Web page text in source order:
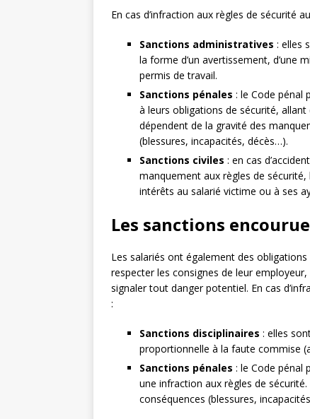
En cas d’infraction aux règles de sécurité
Sanctions administratives : elles
la forme d’un avertissement, d’une
permis de travail.
Sanctions pénales : le Code pénal
à leurs obligations de sécurité, allant
dépendent de la gravité des
(blessures, incapacités, décès…).
Sanctions civiles : en cas
manquement aux règles de
intérêts au salarié victime ou à ses
Les sanctions
Les salariés ont également des
respecter les consignes de leur
signaler tout danger potentiel. En cas
:
Sanctions disciplinaires : elles
proportionnelle à la faute commise
Sanctions pénales : le Code pénal
une infraction aux règles de
conséquences (blessures,